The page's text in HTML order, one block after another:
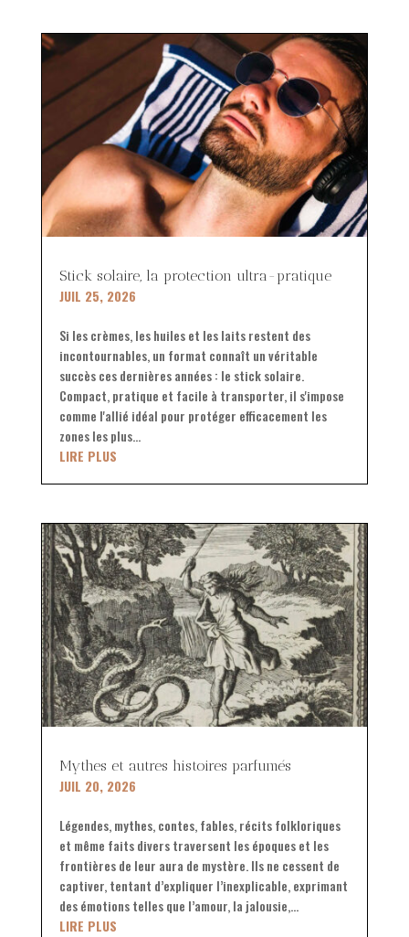
Stick solaire, la protection ultra-pratique
JUIL 25, 2026
Si les crèmes, les huiles et les laits restent des
incontournables, un format connaît un véritable
succès ces dernières années : le stick solaire.
Compact, pratique et facile à transporter, il s'impose
comme l'allié idéal pour protéger efficacement les
zones les plus...
LIRE PLUS
Mythes et autres histoires parfumés
JUIL 20, 2026
Légendes, mythes, contes, fables, récits folkloriques
et même faits divers traversent les époques et les
frontières de leur aura de mystère. Ils ne cessent de
captiver, tentant d’expliquer l’inexplicable, exprimant
des émotions telles que l’amour, la jalousie,...
LIRE PLUS